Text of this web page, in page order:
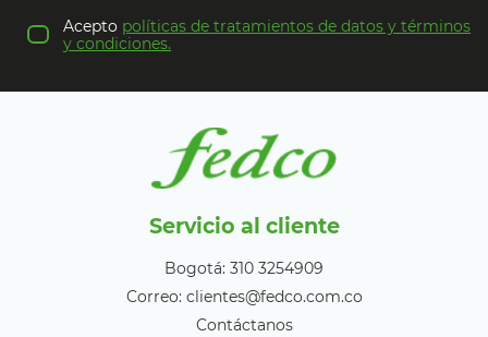
Acepto políticas de tratamientos de datos y términos
y condiciones.
Servicio al cliente
Bogotá: 310 3254909
Correo: clientes@fedco.com.co
Contáctanos